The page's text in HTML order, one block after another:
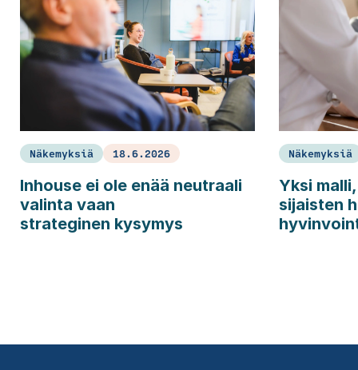
Näkemyksiä 18.6.2026
Inhouse ei ole enää neutraali
valinta vaan
strateginen kysymys
Näkemyksiä
Yksi
sijaisten